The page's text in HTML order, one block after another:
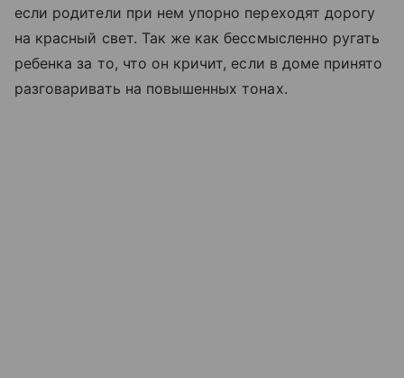
если родители при нем упорно переходят дорогу
на красный свет. Так же как бессмысленно ругать
ребенка за то, что он кричит, если в доме принято
разговаривать на повышенных тонах.